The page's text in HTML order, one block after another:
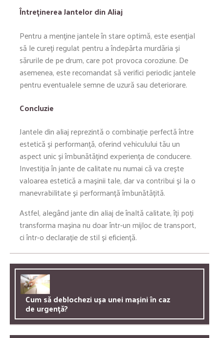
Întreținerea Jantelor din Aliaj
Pentru a menține jantele în stare optimă, este esențial
să le cureți regulat pentru a îndepărta murdăria și
sărurile de pe drum, care pot provoca coroziune. De
asemenea, este recomandat să verifici periodic jantele
pentru eventualele semne de uzură sau deteriorare.
Concluzie
Jantele din aliaj reprezintă o combinație perfectă între
estetică și performanță, oferind vehiculului tău un
aspect unic și îmbunătățind experiența de conducere.
Investiția în jante de calitate nu numai că va crește
valoarea estetică a mașinii tale, dar va contribui și la o
manevrabilitate și performanță îmbunătățită.
Astfel, alegând jante din aliaj de înaltă calitate, îți poți
transforma mașina nu doar într-un mijloc de transport,
ci într-o declarație de stil și eficiență.
Cum să deblochezi ușa unei mașini în caz
de urgență?